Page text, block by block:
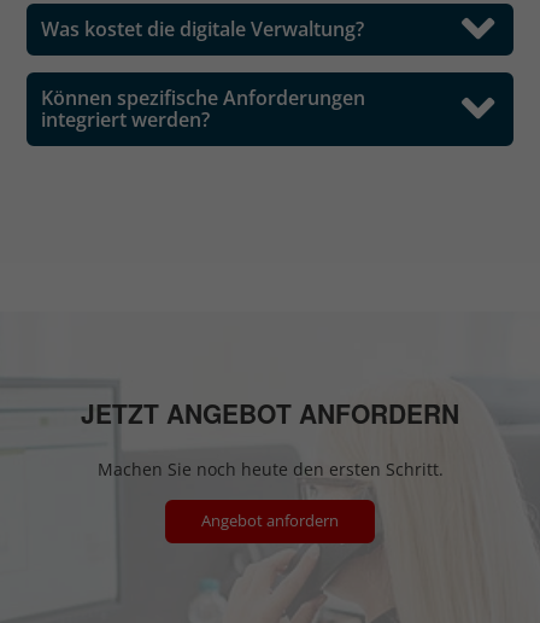
Was kostet die digitale Verwaltung?
Können spezifische Anforderungen
integriert werden?
JETZT ANGEBOT ANFORDERN
Machen Sie noch heute den ersten Schritt.
Angebot anfordern